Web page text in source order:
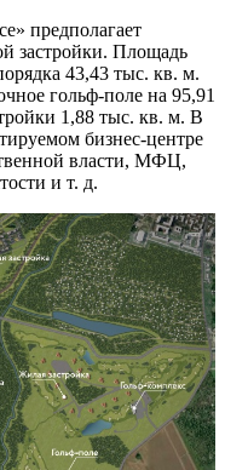
предполагает
застройки. Площадь
43,43 тыс. кв. м.
гольф-поле на 95,91
1,88 тыс. кв. м. В
бизнес-центре
власти, МФЦ,
и т. д.